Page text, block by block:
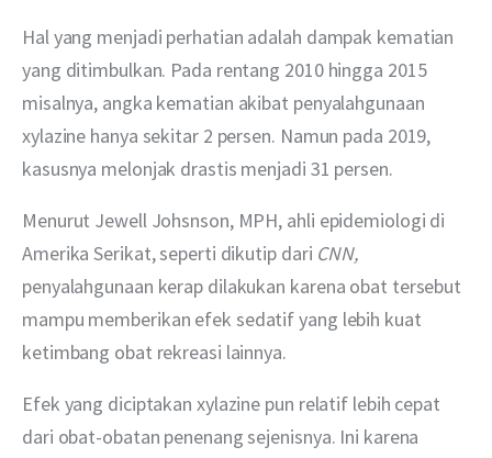
Hal yang menjadi perhatian adalah dampak kematian
yang ditimbulkan. Pada rentang 2010 hingga 2015
misalnya, angka kematian akibat penyalahgunaan
xylazine hanya sekitar 2 persen. Namun pada 2019,
kasusnya melonjak drastis menjadi 31 persen.
Menurut Jewell Johsnson, MPH, ahli epidemiologi di
Amerika Serikat, seperti dikutip dari CNN,
penyalahgunaan kerap dilakukan karena obat tersebut
mampu memberikan efek sedatif yang lebih kuat
ketimbang obat rekreasi lainnya.
Efek yang diciptakan xylazine pun relatif lebih cepat
dari obat-obatan penenang sejenisnya. Ini karena